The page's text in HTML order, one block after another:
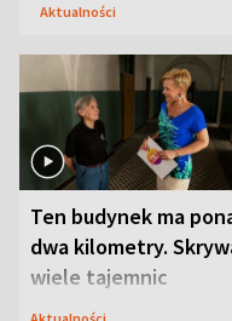
Aktualności
Ten budynek ma
dwa kilometry.
wiele tajemnic